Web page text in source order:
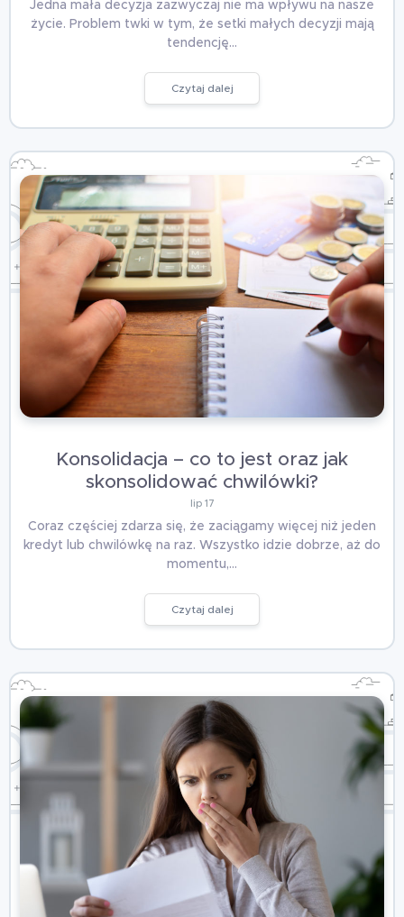
Jedna mała decyzja zazwyczaj nie ma wpływu na nasze
życie. Problem twki w tym, że setki małych decyzji mają
tendencję…
Czytaj dalej
Konsolidacja – co to jest oraz jak
skonsolidować chwilówki?
lip 17
Coraz częściej zdarza się, że zaciągamy więcej niż jeden
kredyt lub chwilówkę na raz. Wszystko idzie dobrze, aż do
momentu,…
Czytaj dalej